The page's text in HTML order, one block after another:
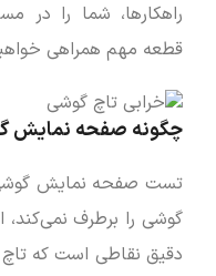
راهکارها، شما را در
قطعه مهم همراهی
چگونه صفحه نمایش
تست صفحه نمایش
گوشی را برطرف نمی‌کند،
دقیق نقاطی است که تاچ